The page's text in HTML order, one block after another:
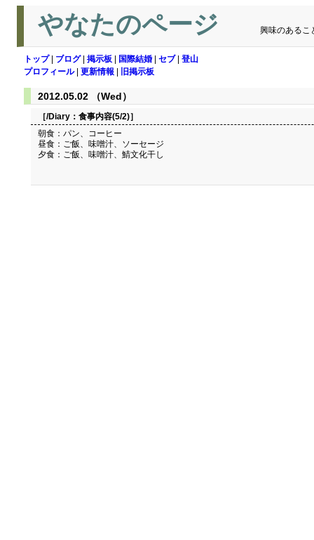
やなたのページ 興味のあるこ
トップ| ブログ| 掲示板 国際結婚 セブ| 登山
プロフィール| 更新情報 旧掲示板
2012.05.02 （Wed）
［/Diary： 食事内容(5/2)］
朝食：パン、コーヒー
昼食：ご飯、味噌汁、ソーセージ
夕食：ご飯、味噌汁、鯖文化干し